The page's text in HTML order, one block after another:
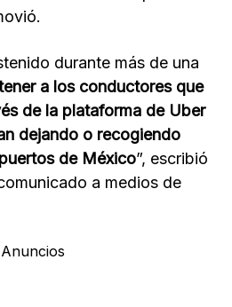
durante más de una
a los conductores que
de la plataforma de Uber
dejando o recogiendo
de México”, escribió
a medios de
Anuncios